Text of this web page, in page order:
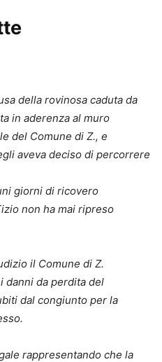
della rovinosa caduta da
in aderenza al muro
del Comune di Z., e
aveva deciso di percorrere
giorni di ricovero
non ha mai ripreso
il Comune di Z.
danni da perdita del
dal congiunto per la
rappresentando che la